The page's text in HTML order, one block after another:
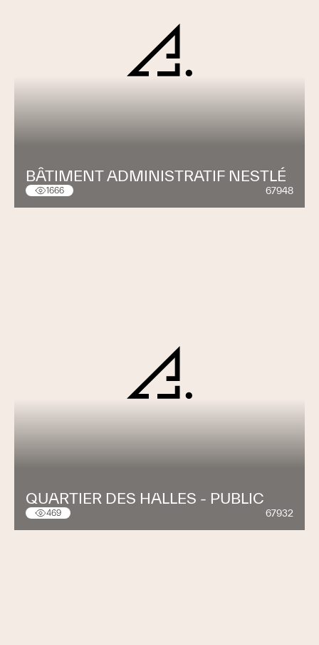
BÂTIMENT ADMINISTRATIF NESTLÉ
1666 67948
QUARTIER DES HALLES - PUBLIC
469 67932